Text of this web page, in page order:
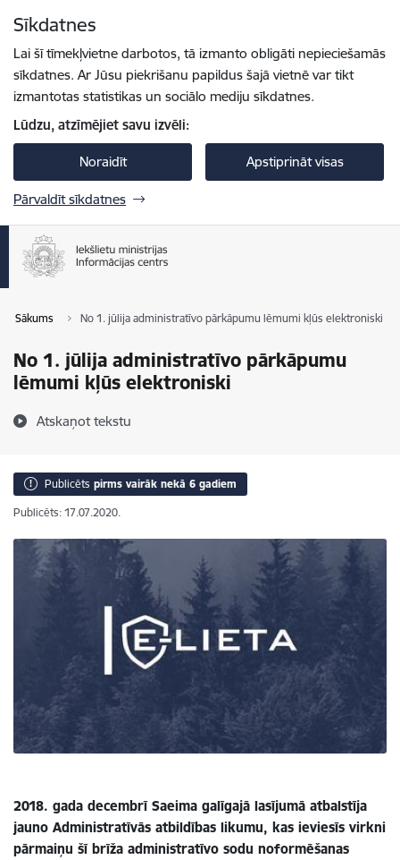
Sīkdatnes
Lai šī tīmekļvietne darbotos, tā izmanto obligāti nepieciešamās
sīkdatnes. Ar Jūsu piekrišanu papildus šajā vietnē var tikt
izmantotas statistikas un sociālo mediju sīkdatnes.
Lūdzu, atzīmējiet savu izvēli:
Noraidīt Apstiprināt visas
Pārvaldīt sīkdatnes
Sākums No 1. jūlija administratīvo pārkāpumu lēmumi kļūs elektroniski
No 1. jūlija administratīvo pārkāpumu
lēmumi kļūs elektroniski
Atskaņot tekstu
Publicēts pirms vairāk nekā 6 gadiem
Publicēts: 17.07.2020.
2018. gada decembrī Saeima galīgajā lasījumā atbalstīja
jauno Administratīvās atbildības likumu, kas ieviesīs virkni
pārmaiņu šī brīža administratīvo sodu noformēšanas